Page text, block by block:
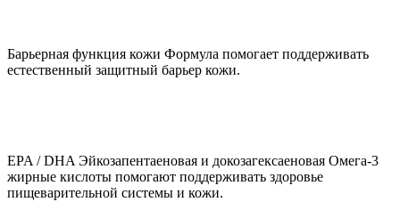
Барьерная функция кожи Формула помогает поддерживать
естественный защитный барьер кожи.
EPA / DHA Эйкозапентаеновая и докозагексаеновая Омега-3
жирные кислоты помогают поддерживать здоровье
пищеварительной системы и кожи.